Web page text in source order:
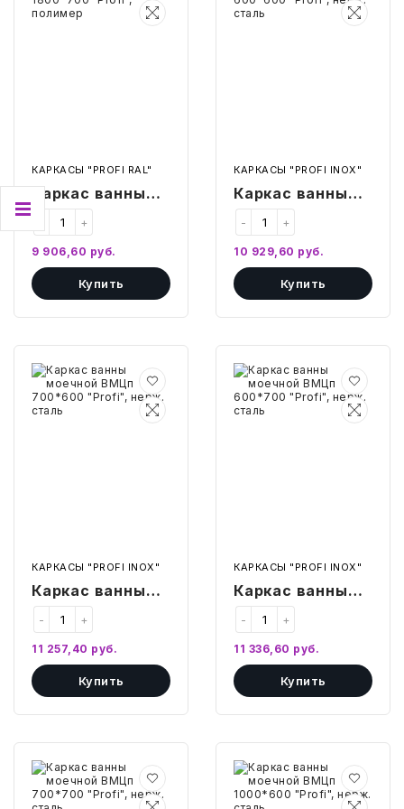
ВМЦп
КАРКАСЫ "PROFI RAL"
Каркас ванны
моечной ВМЦп
1800*700
"Profi", полимер
+
9 906,60 руб.
Купить
ВМЦп
КАРКАСЫ "PROFI INOX"
Каркас ванны
моечной ВМЦп
600*600 "Profi",
нерж. сталь
+
-
10 929,60 руб.
Купить
Каркас
ванны
моечной
ВМЦп
КАРКАСЫ "PROFI INOX"
Каркас ванны
моечной ВМЦп
700*600 "Profi",
нерж. сталь
+
-
11 257,40 руб.
Купить
Каркас
ванны
моечной
ВМЦп
КАРКАСЫ "PROFI INOX"
Каркас ванны
моечной ВМЦп
600*700 "Profi",
нерж. сталь
+
-
11 336,60 руб.
Купить
Каркас
ванны
моечной
Каркас
ванны
моечной